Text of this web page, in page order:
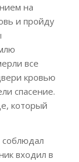
на
и пройду
все
кровью
спасение.
который
соблюдал
входил в